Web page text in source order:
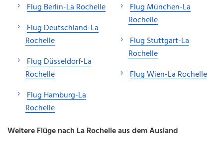
Flug Berlin-La Rochelle
Flug Deutschland-La
Rochelle
Flug Düsseldorf-La
Rochelle
Flug Hamburg-La
Rochelle
Flug München-La
Rochelle
Flug Stuttgart-La
Rochelle
Flug Wien-La Rochelle
Weitere Flüge nach La Rochelle aus dem Ausland